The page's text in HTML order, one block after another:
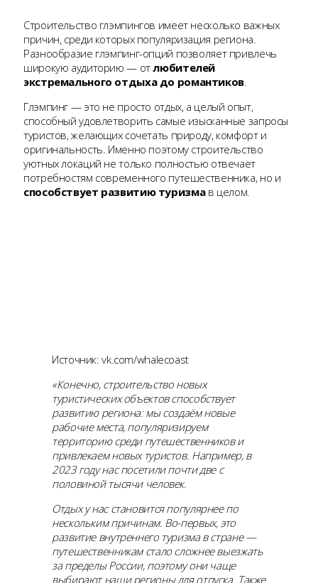
Строительство глэмпингов имеет несколько важных
причин, среди которых популяризация региона.
Разнообразие глэмпинг-опций позволяет привлечь
широкую аудиторию — отлюбителей
экстремального отдыха до романтиков.
Глэмпинг — это не просто отдых, а целый опыт,
способный удовлетворить самые изысканные запросы
туристов, желающих сочетать природу, комфорт и
оригинальность. Именно поэтому строительство
уютных локаций не только полностью отвечает
потребностям современного путешественника, но и
способствует развитию туризмав целом.
Источник: vk.com/whalecoast
«Конечно, строительство новых
туристических объектов способствует
развитию региона: мы создаём новые
рабочие места, популяризируем
территорию среди путешественников и
привлекаем новых туристов. Например, в
2023 году нас посетили почти две с
половиной тысячи человек.
Отдых у нас становится популярнее по
нескольким причинам. Во-первых, это
развитие внутреннего туризма в стране —
путешественникам стало сложнее выезжать
за пределы России, поэтому они чаще
выбирают наши регионы для отпуска. Также